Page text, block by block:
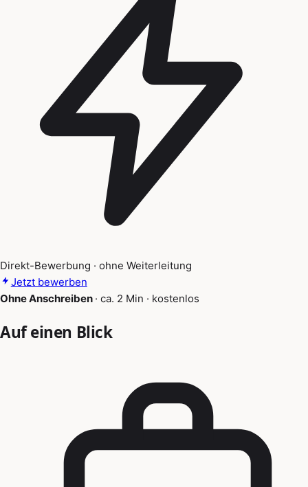
Direkt-Bewerbung · ohne Weiterleitung
Jetzt bewerben
Ohne Anschreiben · ca. 2 Min · kostenlos
Auf einen Blick